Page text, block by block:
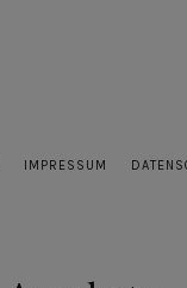
IMPRESSUM